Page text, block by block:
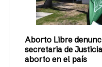
Aborto Libre
secretaria de
aborto en el país